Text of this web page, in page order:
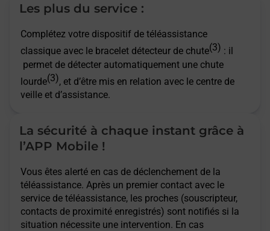
Les plus du service :
Complétez votre dispositif de téléassistance
classique avec le bracelet détecteur de chute(3) : il
permet de détecter automatiquement une chute
lourde(3), et d’être mis en relation avec le centre de
veille et d’assistance.
La sécurité à chaque instant grâce à
l’APP Mobile !
Vous êtes alerté en cas de déclenchement de la
téléassistance. Après un premier contact avec le
service de téléassistance, les proches (souscripteur,
contacts de proximité enregistrés) sont notifiés si la
situation nécessite une intervention. En cas